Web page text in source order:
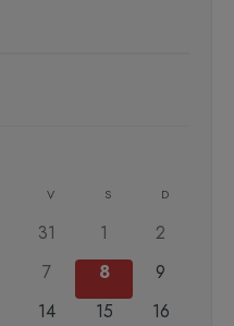
V S D
0
évènements
31
0
évènements
1
0
2
0
évènements
7
0
évènements
8
0
9
0
14
0
15
0
16